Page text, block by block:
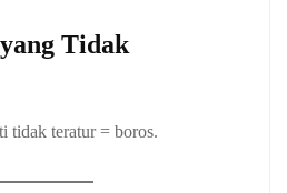
Tidak
tidak teratur = boros.